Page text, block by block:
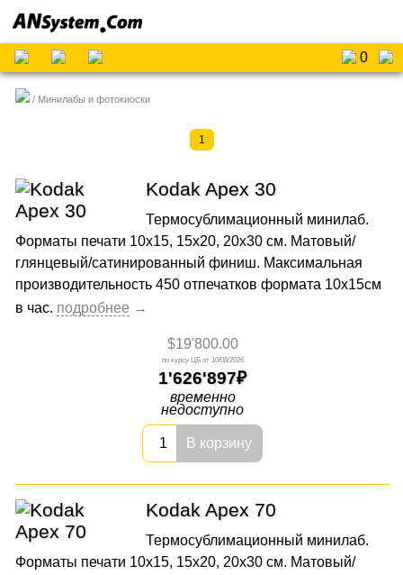
0
Минилабы и фотокиоски
1
Kodak Apex 30
Термосублимационный минилаб.
Форматы печати 10х15, 15х20, 20х30 см. Матовый/
глянцевый/сатинированный финиш. Максимальная
производительность 450 отпечатков формата 10x15см
в час.
$19'800.00
10/08/2026
1'626'897
временно
недоступно
В корзину
Kodak Apex 70
Термосублимационный минилаб.
Форматы печати 10х15, 15х20, 20х30 см. Матовый/